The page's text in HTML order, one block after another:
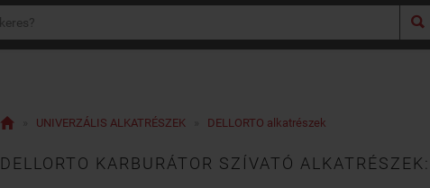

 UNIVERZÁLIS ALKATRÉSZEK DELLORTO alkatrészek
DELLORTO KARBURÁTOR SZÍVATÓ ALKATRÉSZEK: